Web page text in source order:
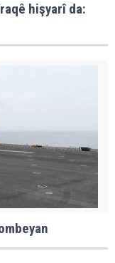
hişyarî da: